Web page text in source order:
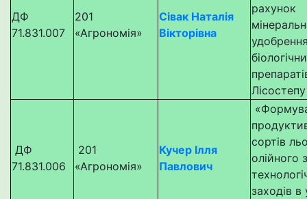
ДФ
71.831.007
201
«Агрономія»
Сівак Наталія
Вікторівна
рахунок
ДФ
71.831.006
201
«Агрономія»
Кучер Ілля
Павлович
сортів
олійного
заходів